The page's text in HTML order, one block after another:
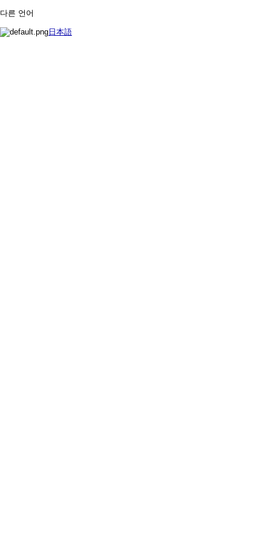
다른 언어
日本語